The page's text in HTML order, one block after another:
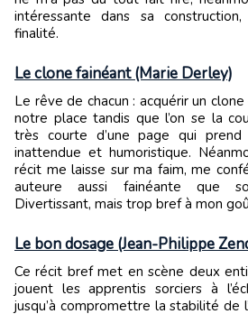
intéressante dans sa
finalité.
Le clone fainéant (Marie Derley)
Le rêve de chacun : acquérir un clone qui fait tout le travail à
notre place tandis que l’on se la
très courte d’une page qui prend
inattendue et humoristique.
récit me laisse sur ma faim, me
auteure aussi fainéante que
Divertissant, mais trop bref à mon
Le bon dosage (Jean-Philippe
Ce récit bref met en scène deux entités extraterrestres qui
jouent les apprentis sorciers à
jusqu’à compromettre la stabilité de